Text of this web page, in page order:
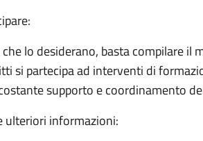
lo desiderano, basta compilare il
si partecipa ad interventi di
supporto e coordinamento
ulteriori informazioni: